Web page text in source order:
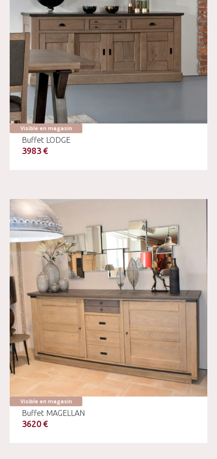
Visible en magasin
Buffet LODGE
3983 €
Visible en magasin
Buffet MAGELLAN
3620 €